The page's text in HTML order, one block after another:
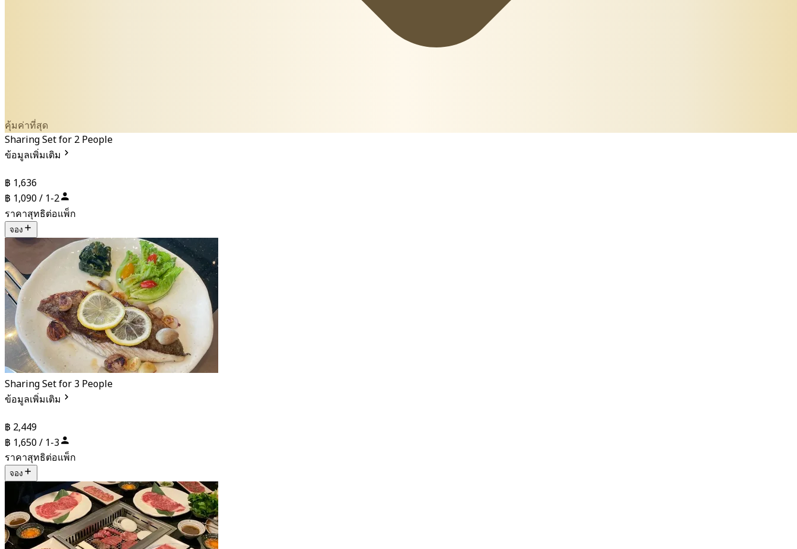
คุ้มค่าที่สุด
Sharing Set for 2 People
ข้อมูลเพิ่มเติม
฿ 1,636
฿ 1,090 / 1-2
ราคาสุทธิต่อแพ็ก
จอง
Sharing Set for 3 People
ข้อมูลเพิ่มเติม
฿ 2,449
฿ 1,650 / 1-3
ราคาสุทธิต่อแพ็ก
จอง